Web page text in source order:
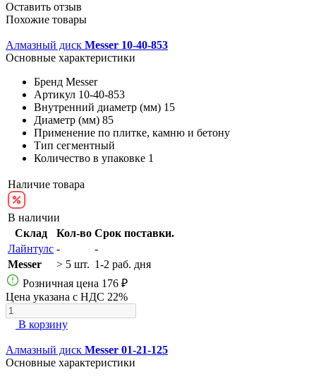
Оставить отзыв
Похожие товары
Алмазный диск Messer 10-40-853
Основные характеристики
Бренд Messer
Артикул 10-40-853
Внутренний диаметр (мм) 15
Диаметр (мм) 85
Применение по плитке, камню и бетону
Тип сегментный
Количество в упаковке 1
Наличие товара
В наличии
Склад
Кол-во Срок поставки.
Лайнтулс -
-
Messer
> 5 шт. 1-2 раб. дня
Розничная цена 176 ₽
Цена указана с НДС 22%
В корзину
Алмазный диск Messer 01-21-125
Основные характеристики